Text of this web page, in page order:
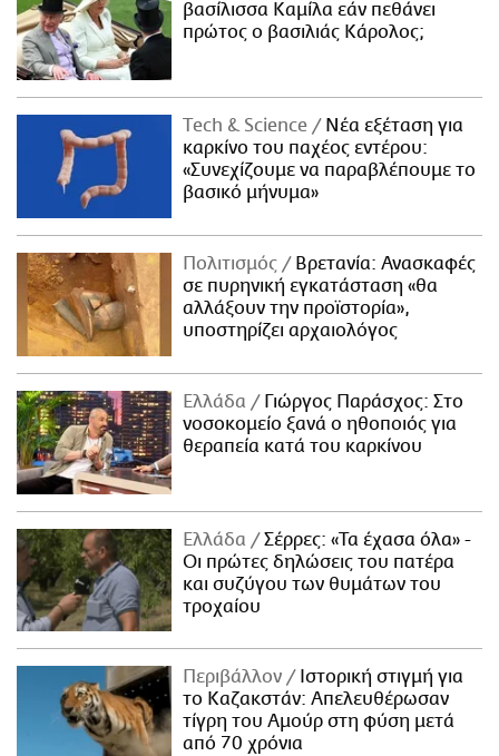
βασίλισσα Καμίλα εάν πεθάνει
πρώτος ο βασιλιάς Κάρολος;
Τech & Science
Νέα εξέταση για
καρκίνο του παχέος εντέρου:
«Συνεχίζουμε να παραβλέπουμε το
βασικό μήνυμα»
Πολιτισμός
Βρετανία: Ανασκαφές
σε πυρηνική εγκατάσταση «θα
αλλάξουν την προϊστορία»,
υποστηρίζει αρχαιολόγος
Ελλάδα
Γιώργος Παράσχος: Στο
νοσοκομείο ξανά ο ηθοποιός για
θεραπεία κατά του καρκίνου
Ελλάδα
Σέρρες: «Τα έχασα όλα» -
Οι πρώτες δηλώσεις του πατέρα
και συζύγου των θυμάτων του
τροχαίου
Περιβάλλον
Ιστορική στιγμή για
το Καζακστάν: Απελευθέρωσαν
τίγρη του Αμούρ στη φύση μετά
από 70 χρόνια